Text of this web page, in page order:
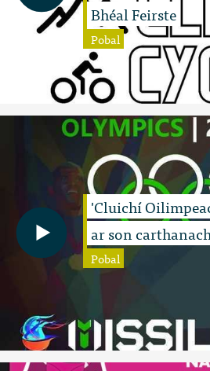
Bhéal Feirste
Pobal
'Cluichí
ar son
Pobal